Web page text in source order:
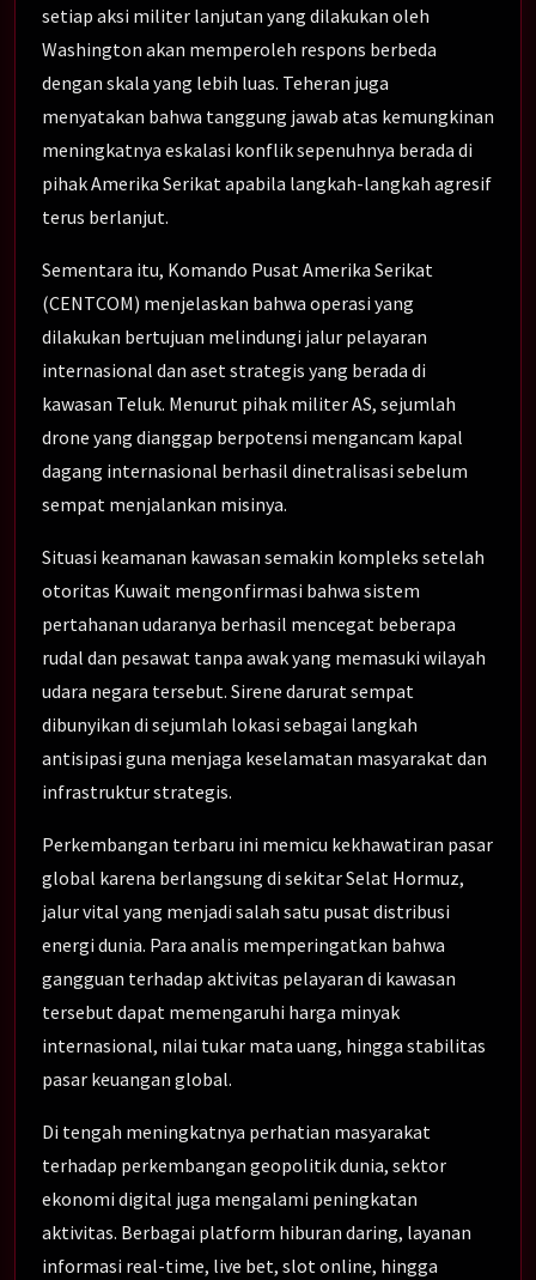
setiap aksi militer lanjutan yang dilakukan oleh
Washington akan memperoleh respons berbeda
dengan skala yang lebih luas. Teheran juga
menyatakan bahwa tanggung jawab atas kemungkinan
meningkatnya eskalasi konflik sepenuhnya berada di
pihak Amerika Serikat apabila langkah-langkah agresif
terus berlanjut.
Sementara itu, Komando Pusat Amerika Serikat
(CENTCOM) menjelaskan bahwa operasi yang
dilakukan bertujuan melindungi jalur pelayaran
internasional dan aset strategis yang berada di
kawasan Teluk. Menurut pihak militer AS, sejumlah
drone yang dianggap berpotensi mengancam kapal
dagang internasional berhasil dinetralisasi sebelum
sempat menjalankan misinya.
Situasi keamanan kawasan semakin kompleks setelah
otoritas Kuwait mengonfirmasi bahwa sistem
pertahanan udaranya berhasil mencegat beberapa
rudal dan pesawat tanpa awak yang memasuki wilayah
udara negara tersebut. Sirene darurat sempat
dibunyikan di sejumlah lokasi sebagai langkah
antisipasi guna menjaga keselamatan masyarakat dan
infrastruktur strategis.
Perkembangan terbaru ini memicu kekhawatiran pasar
global karena berlangsung di sekitar Selat Hormuz,
jalur vital yang menjadi salah satu pusat distribusi
energi dunia. Para analis memperingatkan bahwa
gangguan terhadap aktivitas pelayaran di kawasan
tersebut dapat memengaruhi harga minyak
internasional, nilai tukar mata uang, hingga stabilitas
pasar keuangan global.
Di tengah meningkatnya perhatian masyarakat
terhadap perkembangan geopolitik dunia, sektor
ekonomi digital juga mengalami peningkatan
aktivitas. Berbagai platform hiburan daring, layanan
informasi real-time, live bet, slot online, hingga